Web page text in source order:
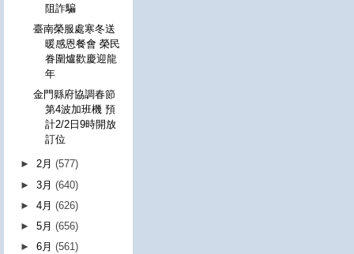
阻詐騙
臺南榮服處寒冬送
暖感恩餐會 榮民
眷圍爐歡慶迎龍
年
金門縣府協調春節
第4波加班機 預
計2/2日9時開放
訂位
►2月(577)
►3月(640)
►4月(626)
►5月(656)
►6月(561)